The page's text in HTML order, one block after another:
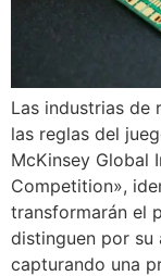
Las industrias de
las reglas del
McKinsey Global
Competition»,
transformarán el
distinguen por su
capturando una